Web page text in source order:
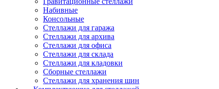
Набивные
Консольные
Стеллажи для гаража
Стеллажи для архива
Стеллажи для офиса
Стеллажи для склада
Стеллажи для кладовки
Сборные стеллажи
Стеллажи для хранения шин